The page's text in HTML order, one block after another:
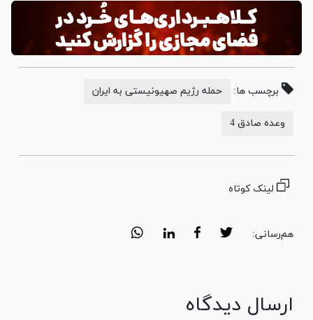
برچسب ها: حمله رژیم صهیونیستی به ایران
وعده صادق 4
لینک کوتاه
هم‌رسانی:
ارسال دیدگاه